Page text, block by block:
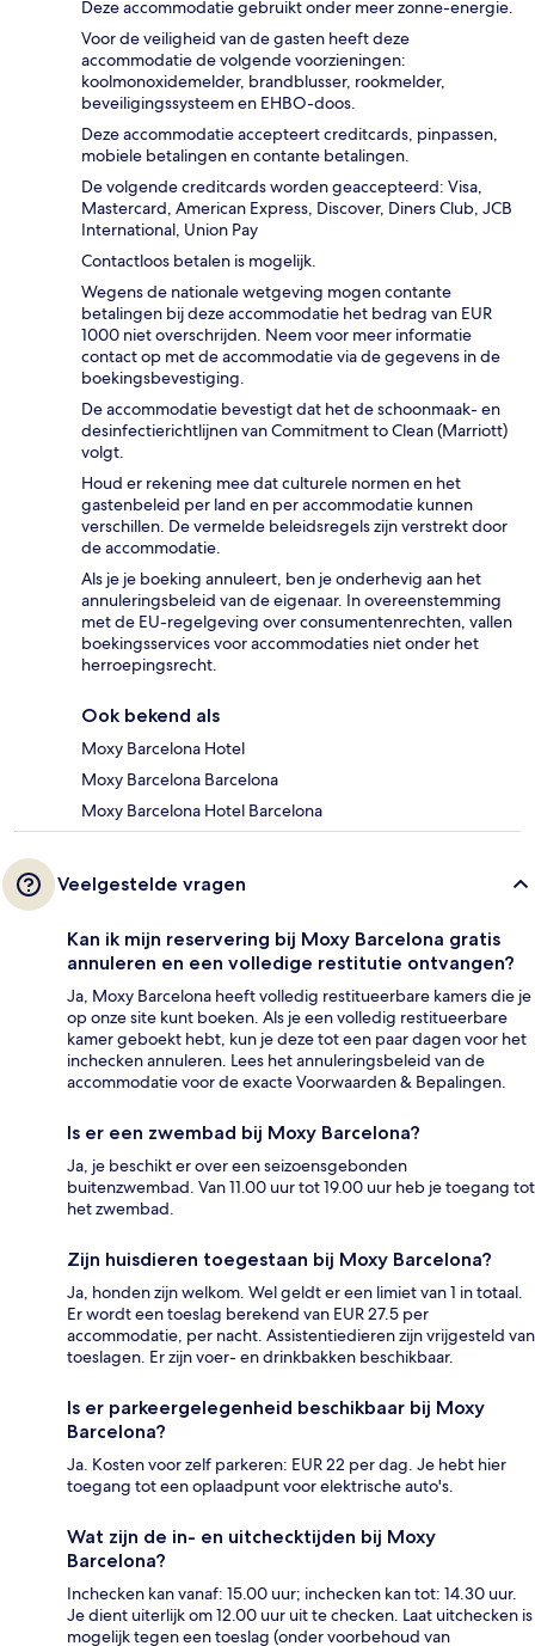
Deze accommodatie gebruikt onder meer zonne-energie.
Voor de veiligheid van de gasten heeft deze
accommodatie de volgende voorzieningen:
koolmonoxidemelder, brandblusser, rookmelder,
beveiligingssysteem en EHBO-doos.
Deze accommodatie accepteert creditcards, pinpassen,
mobiele betalingen en contante betalingen.
De volgende creditcards worden geaccepteerd: Visa,
Mastercard, American Express, Discover, Diners Club, JCB
International, Union Pay
Contactloos betalen is mogelijk.
Wegens de nationale wetgeving mogen contante
betalingen bij deze accommodatie het bedrag van EUR
1000 niet overschrijden. Neem voor meer informatie
contact op met de accommodatie via de gegevens in de
boekingsbevestiging.
De accommodatie bevestigt dat het de schoonmaak- en
desinfectierichtlijnen van Commitment to Clean (Marriott)
volgt.
Houd er rekening mee dat culturele normen en het
gastenbeleid per land en per accommodatie kunnen
verschillen. De vermelde beleidsregels zijn verstrekt door
de accommodatie.
Als je je boeking annuleert, ben je onderhevig aan het
annuleringsbeleid van de eigenaar. In overeenstemming
met de EU-regelgeving over consumentenrechten, vallen
boekingsservices voor accommodaties niet onder het
herroepingsrecht.
Ook bekend als
Moxy Barcelona Hotel
Moxy Barcelona Barcelona
Moxy Barcelona Hotel Barcelona
Veelgestelde vragen
Kan ik mijn reservering bij Moxy Barcelona gratis
annuleren en een volledige restitutie ontvangen?
Ja, Moxy Barcelona heeft volledig restitueerbare kamers die je
op onze site kunt boeken. Als je een volledig restitueerbare
kamer geboekt hebt, kun je deze tot een paar dagen voor het
inchecken annuleren. Lees het annuleringsbeleid van de
accommodatie voor de exacte Voorwaarden & Bepalingen.
Is er een zwembad bij Moxy Barcelona?
Ja, je beschikt er over een seizoensgebonden
buitenzwembad. Van 11.00 uur tot 19.00 uur heb je toegang tot
het zwembad.
Zijn huisdieren toegestaan bij Moxy Barcelona?
Ja, honden zijn welkom. Wel geldt er een limiet van 1 in totaal.
Er wordt een toeslag berekend van EUR 27.5 per
accommodatie, per nacht. Assistentiedieren zijn vrijgesteld van
toeslagen. Er zijn voer- en drinkbakken beschikbaar.
Is er parkeergelegenheid beschikbaar bij Moxy
Barcelona?
Ja. Kosten voor zelf parkeren: EUR 22 per dag. Je hebt hier
toegang tot een oplaadpunt voor elektrische auto's.
Wat zijn de in- en uitchecktijden bij Moxy
Barcelona?
Inchecken kan vanaf: 15.00 uur; inchecken kan tot: 14.30 uur.
Je dient uiterlijk om 12.00 uur uit te checken. Laat uitchecken is
mogelijk tegen een toeslag (onder voorbehoud van